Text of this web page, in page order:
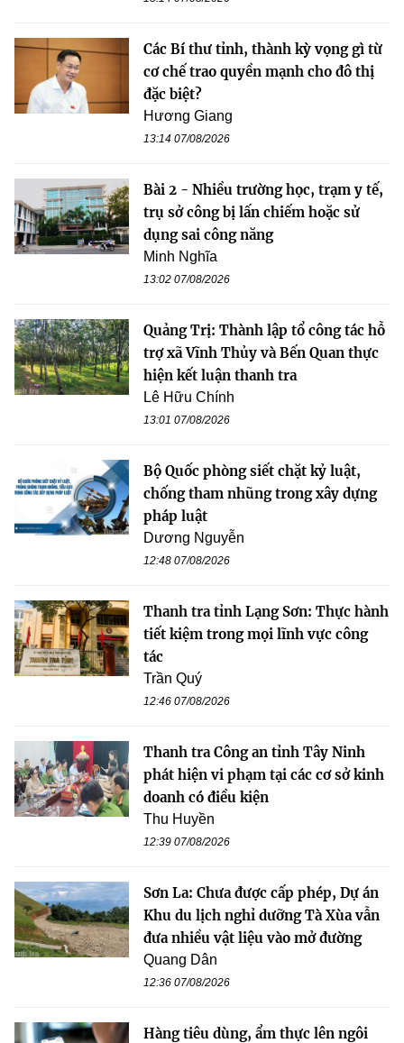
Các Bí thư tỉnh, thành kỳ vọng gì từ
cơ chế trao quyền mạnh cho đô thị
đặc biệt?
Hương Giang
13:14 07/08/2026
Bài 2 - Nhiều trường học, trạm y tế,
trụ sở công bị lấn chiếm hoặc sử
dụng sai công năng
Minh Nghĩa
13:02 07/08/2026
Quảng Trị: Thành lập tổ công tác hỗ
trợ xã Vĩnh Thủy và Bến Quan thực
hiện kết luận thanh tra
Lê Hữu Chính
13:01 07/08/2026
Bộ Quốc phòng siết chặt kỷ luật,
chống tham nhũng trong xây dựng
pháp luật
Dương Nguyễn
12:48 07/08/2026
Thanh tra tỉnh Lạng Sơn: Thực hành
tiết kiệm trong mọi lĩnh vực công
tác
Trần Quý
12:46 07/08/2026
Thanh tra Công an tỉnh Tây Ninh
phát hiện vi phạm tại các cơ sở kinh
doanh có điều kiện
Thu Huyền
12:39 07/08/2026
Sơn La: Chưa được cấp phép, Dự án
Khu du lịch nghỉ dưỡng Tà Xùa vẫn
đưa nhiều vật liệu vào mở đường
Quang Dân
12:36 07/08/2026
Hàng tiêu dùng, ẩm thực lên ngôi